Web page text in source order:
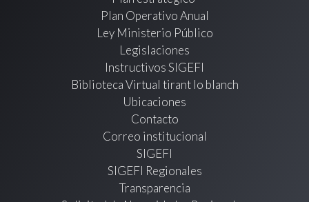
Plan Operativo Anual
Ley Ministerio Público
Legislaciones
Instructivos SIGEFI
Biblioteca Virtual tirant lo blanch
Ubicaciones
Contacto
Correo institucional
SIGEFI
SIGEFI Regionales
Transparencia